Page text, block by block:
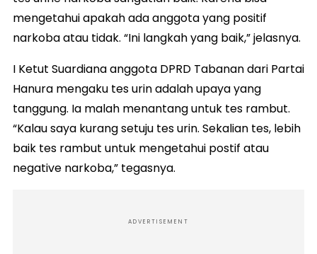
mengetahui apakah ada anggota yang positif
narkoba atau tidak. “Ini langkah yang baik,” jelasnya.
I Ketut Suardiana anggota DPRD Tabanan dari Partai
Hanura mengaku tes urin adalah upaya yang
tanggung. Ia malah menantang untuk tes rambut.
“Kalau saya kurang setuju tes urin. Sekalian tes, lebih
baik tes rambut untuk mengetahui postif atau
negative narkoba,” tegasnya.
ADVERTISEMENT